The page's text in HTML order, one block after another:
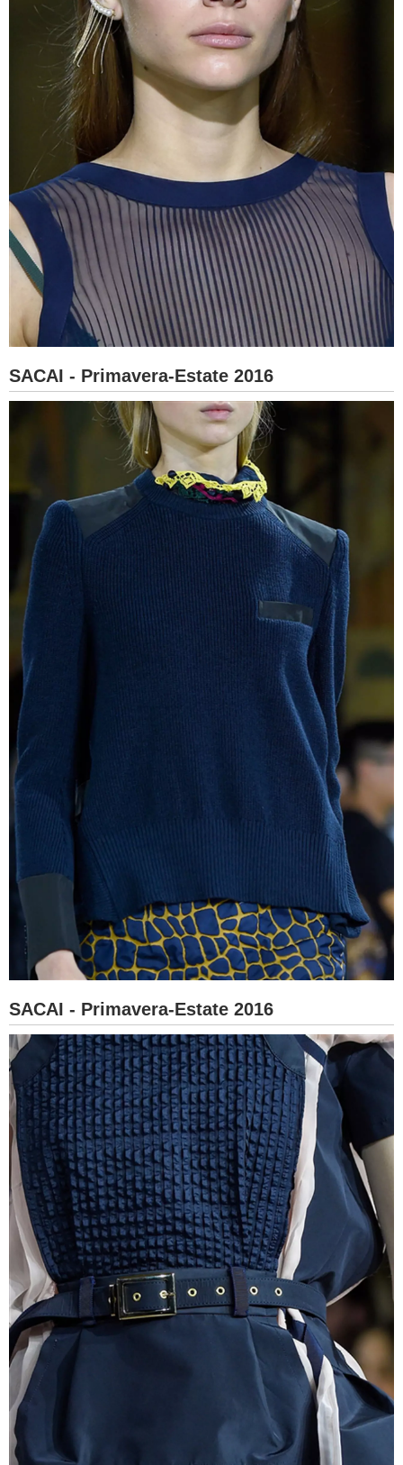
SACAI - Primavera-Estate 2016
SACAI - Primavera-Estate 2016